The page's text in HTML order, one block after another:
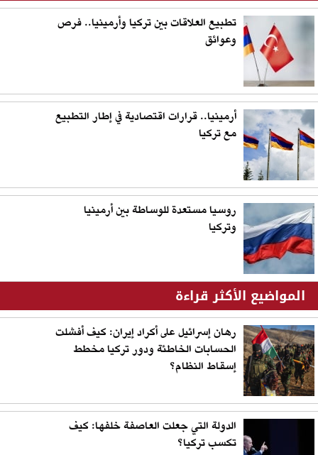
تطبيع العلاقات بين تركيا وأرمينيا.. فرص
وعوائق
أرمينيا.. قرارات اقتصادية في إطار التطبيع
مع تركيا
روسيا مستعدة للوساطة بين أرمينيا
وتركيا
المواضيع الأكثر قراءة
رهان إسرائيل على أكراد إيران: كيف أفشلت
الحسابات الخاطئة ودور تركيا مخطط
إسقاط النظام؟
الدولة التي جعلت العاصفة خلفها: كيف
تكسب تركيا؟